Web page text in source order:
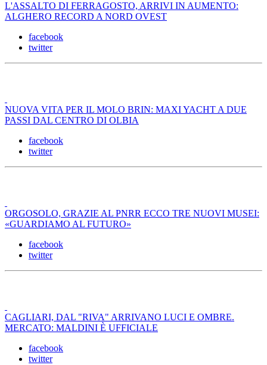
L'ASSALTO DI FERRAGOSTO, ARRIVI IN AUMENTO:
ALGHERO RECORD A NORD OVEST
facebook
twitter
NUOVA VITA PER IL MOLO BRIN: MAXI YACHT A DUE
PASSI DAL CENTRO DI OLBIA
facebook
twitter
ORGOSOLO, GRAZIE AL PNRR ECCO TRE NUOVI MUSEI:
«GUARDIAMO AL FUTURO»
facebook
twitter
CAGLIARI, DAL "RIVA" ARRIVANO LUCI E OMBRE.
MERCATO: MALDINI È UFFICIALE
facebook
twitter